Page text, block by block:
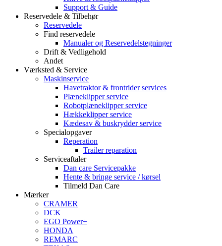
Support & Guide
Reservedele & Tilbehør
Reservedele
Find reservedele
Manualer og Reservedelstegninger
Drift & Vedligehold
Andet
Værksted & Service
Maskinservice
Havetraktor & frontrider services
Plæneklipper service
Robotplæneklipper service
Hækkeklipper service
Kædesav & buskrydder service
Specialopgaver
Reperation
Trailer reparation
Serviceaftaler
Dan care Servicepakke
Hente & bringe service / kørsel
Tilmeld Dan Care
Mærker
CRAMER
DCK
EGO Power+
HONDA
REMARC